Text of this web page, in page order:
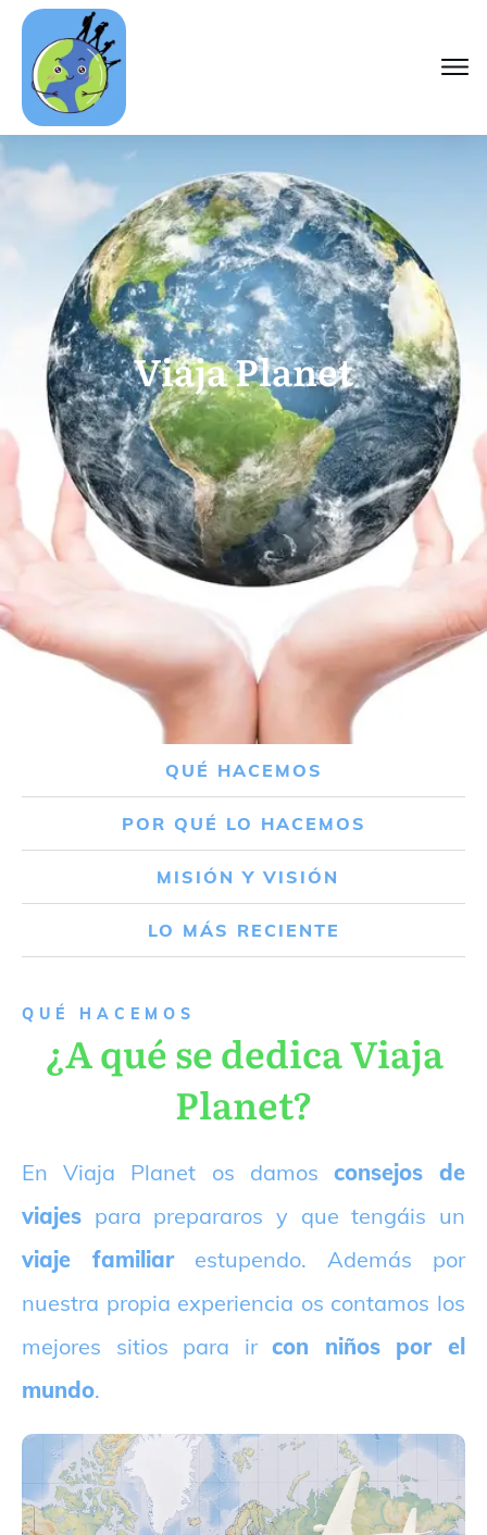
Viaja Planet
QUÉ HACEMOS
POR QUÉ LO HACEMOS
MISIÓN Y VISIÓN
LO MÁS RECIENTE
QUÉ HACEMOS
¿A qué se dedica Viaja
Planet?
En Viaja Planet os damos consejos de
viajes para prepararos y que tengáis un
viaje familiarestupendo. Además por
nuestra propia experiencia os contamos los
mejores sitios para ircon niños por el
mundo.